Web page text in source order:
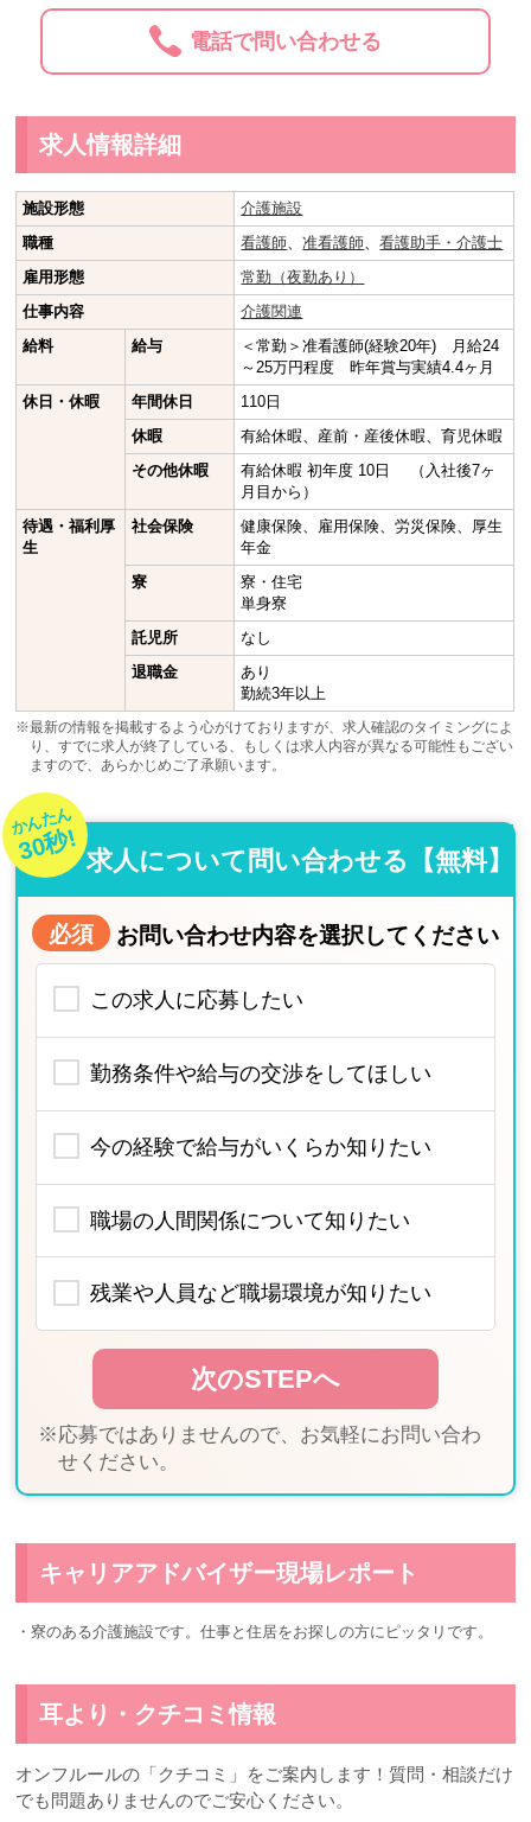
電話で問い合わせる
求人情報詳細
施設形態
介護施設
職種
看護師 、准看護師 、看護助手・介護士
雇用形態
常勤（夜勤あり）
仕事内容
介護関連
給料
給与
＜常勤＞准看護師(経験20年) 月給24
～25万円程度 昨年賞与実績4.4ヶ月
休日・休暇
年間休日
110日
休暇
有給休暇、産前・産後休暇、育児休暇
その他休暇
有給休暇 初年度 10日 （入社後7ヶ
月目から）
待遇・福利厚
生
社会保険
健康保険、雇用保険、労災保険、厚生
年金
寮
寮・住宅
単身寮
託児所
なし
退職金
あり
勤続3年以上
※最新の情報を掲載するよう心がけておりますが、求人確認のタイミングによ
り、すでに求人が終了している、もしくは求人内容が異なる可能性もござい
ますので、あらかじめご了承願います。
かんたん
30秒! 求人について問い合わせる【無料】
必須 お問い合わせ内容を選択してください
この求人に応募したい
勤務条件や給与の交渉をしてほしい
今の経験で給与がいくらか知りたい
職場の人間関係について知りたい
残業や人員など職場環境が知りたい
※応募ではありませんので、お気軽にお問い合わ
せください。
キャリアアドバイザー現場レポート
・寮のある介護施設です。仕事と住居をお探しの方にピッタリです。
耳より・クチコミ情報
オンフルールの「クチコミ」をご案内します！質問・相談だけ
でも問題ありませんのでご安心ください。